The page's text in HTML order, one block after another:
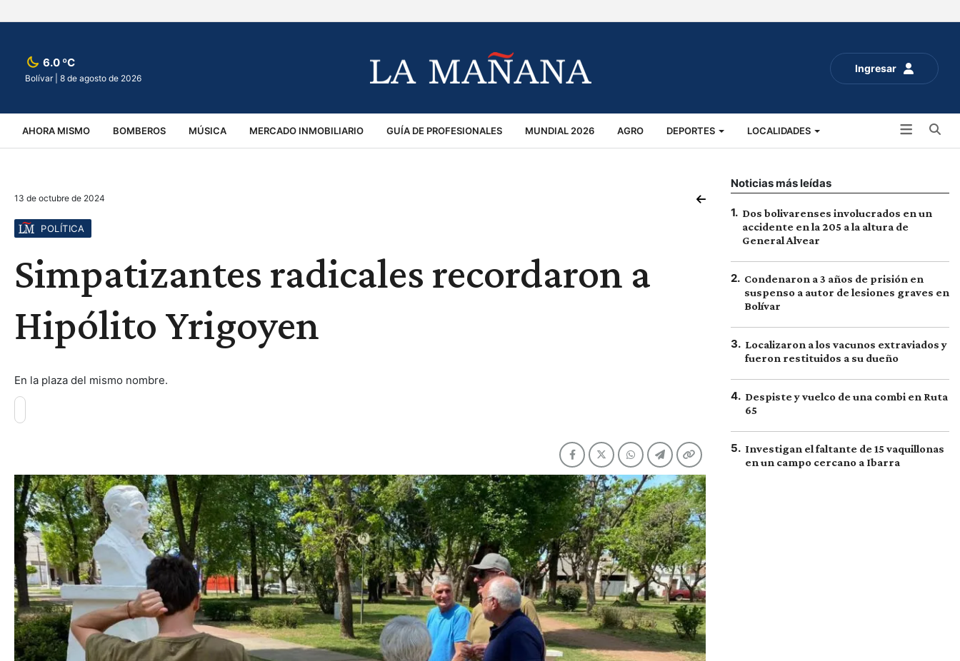
Ingresar
6.0 ºC
Bolívar | 8 de agosto de 2026
AHORA MISMO BOMBEROS MÚSICA MERCADO INMOBILIARIO GUÍA DE PROFESIONALES MUNDIAL 2026 AGRO DEPORTES LOCALIDADES
VIRALES ACCIDENTES
13 de octubre de 2024
POLÍTICA
Simpatizantes radicales recordaron a
Hipólito Yrigoyen
En la plaza del mismo nombre.
Noticias más leídas
1. Dos bolivarenses involucrados en un
accidente en la 205 a la altura de
General Alvear
2. Condenaron a 3 años de prisión en
suspenso a autor de lesiones graves en
Bolívar
3. Localizaron a los vacunos extraviados y
fueron restituidos a su dueño
4. Despiste y vuelco de una combi en Ruta
65
5. Investigan el faltante de 15 vaquillonas
en un campo cercano a Ibarra